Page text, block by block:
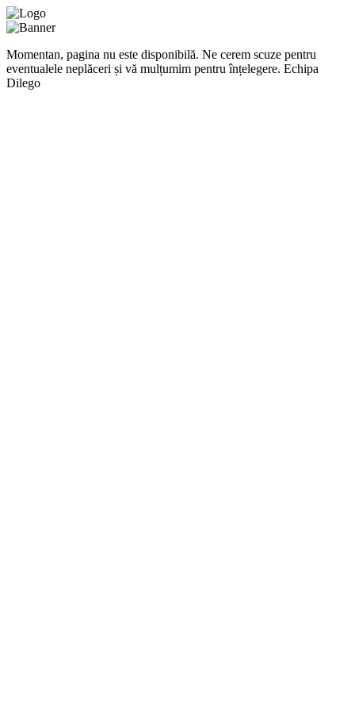
Momentan, pagina nu este disponibilă. Ne cerem scuze pentru
eventualele neplăceri și vă mulțumim pentru înțelegere. Echipa
Dilego